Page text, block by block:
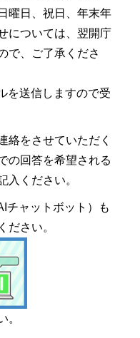
曜日、祝日、年末年
については、翌開庁
で、ご了承くださ
を送信しますので受
絡をさせていただく
の回答を希望される
入ください。
チャットボット）も
ださい。
。